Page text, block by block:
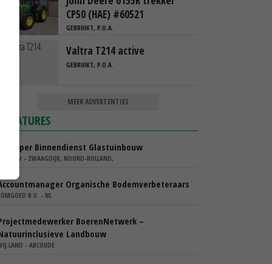
CP50 (HAE) #60521
GEBRUIKT, P.O.A.
Valtra T214 active
GEBRUIKT, P.O.A.
MEER ADVERTENTIES
VACATURES
Verkoper Binnendienst Glastuinbouw
KARO BV - ZWAAGDIJK, NOORD-HOLLAND,
Organische Bodemverbeteraars
B.V. - NL
BoerenNetwerk –
Landbouw
- ABCOUDE